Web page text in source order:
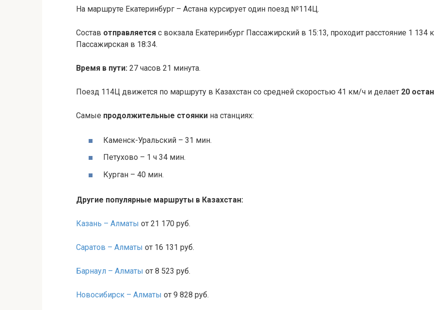
На маршруте Екатеринбург – Астана курсирует один поезд №114Ц.
Состав отправляется с вокзала Екатеринбург Пассажирский в 15:13, проходит расстояние 1 134
Пассажирская в 18:34.
Время в пути: 27 часов 21 минута.
Поезд 114Ц движется по маршруту в Казахстан со средней скоростью 41 км/ч и делает 20
Самые продолжительные стоянки на станциях:
Каменск-Уральский – 31 мин.
Петухово – 1 ч 34 мин.
Курган – 40 мин.
Другие популярные маршруты в Казахстан:
Казань – Алматы от 21 170 руб.
Саратов – Алматы от 16 131 руб.
Барнаул – Алматы от 8 523 руб.
Новосибирск – Алматы от 9 828 руб.